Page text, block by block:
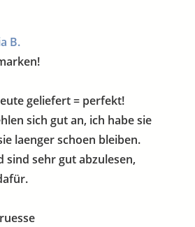
B.
geliefert = perfekt!
sich gut an, ich habe sie
laenger schoen bleiben.
sind sehr gut abzulesen,